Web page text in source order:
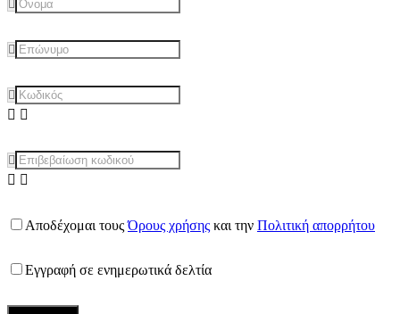
Αποδέχομαι τουςΌρους χρήσης και την Πολιτική απορρήτου
Εγγραφή σε ενημερωτικά δελτία